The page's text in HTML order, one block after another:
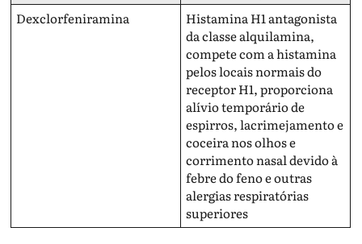
Dexclorfeniramina
Histamina H1 antagonista
da classe alquilamina,
compete com a histamina
pelos locais normais do
receptor H1, proporciona
alívio temporário de
espirros, lacrimejamento e
coceira nos olhos e
corrimento nasal devido à
febre do feno e outras
alergias respiratórias
superiores